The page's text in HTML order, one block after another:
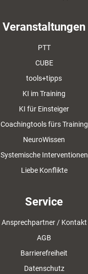
Veranstaltungen
PTT
CUBE
tools+tipps
KI im Training
KI für Einsteiger
Coachingtools fürs Training
NeuroWissen
Systemische Interventionen
Liebe Konflikte
Service
Ansprechpartner / Kontakt
AGB
Barrierefreiheit
Datenschutz